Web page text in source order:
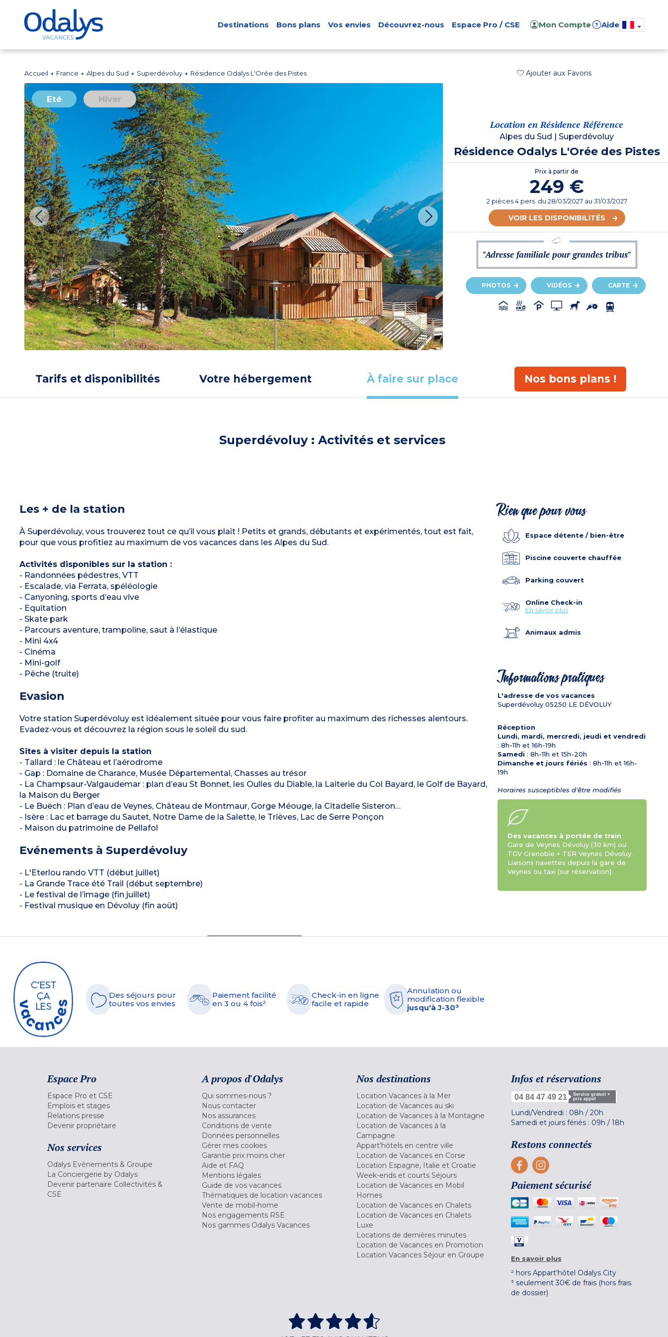
Destinations Bons plans Vos envies Découvrez-nous Espace Pro / CSE Mon Compte ? Aide
Accueil France Alpes du Sud Superdévoluy Résidence Odalys L'Orée des Pistes Ajouter aux Favoris
Eté Hiver
Location en Résidence Référence
Alpes du Sud Superdévoluy
Résidence Odalys L'Orée des Pistes
Prix à partir de
249 €
2 pièces 4 pers. du 28/03/2027au 31/03/2027
VOIR LES DISPONIBILITÉS
"Adresse familiale pour grandes tribus"
PHOTOS VIDÉOS CARTE
Tarifs et disponibilités Votre hébergement À faire sur place Nos bons plans !
Superdévoluy : Activités et services
Les + de la station
À Superdévoluy, vous trouverez tout ce qu’il vous plaît ! Petits et grands, débutants et expérimentés, tout est fait,
pour que vous profitiez au maximum de vos vacances dans les Alpes du Sud.
Activités disponibles sur la station :
- Randonnées pédestres, VTT
- Escalade, via Ferrata, spéléologie
- Canyoning, sports d’eau vive
- Equitation
- Skate park
- Parcours aventure, trampoline, saut à l’élastique
- Mini 4x4
- Cinéma
- Mini-golf
- Pêche (truite)
Evasion
Votre station Superdévoluy est idéalement située pour vous faire profiter au maximum des richesses alentours.
Evadez-vous et découvrez la région sous le soleil du sud.
Sites à visiter depuis la station
- Tallard : le Château et l’aérodrome
- Gap : Domaine de Charance, Musée Départemental, Chasses au trésor
- La Champsaur-Valgaudemar : plan d’eau St Bonnet, les Oulles du Diable, la Laiterie du Col Bayard, le Golf de Bayard,
la Maison du Berger
- Le Buëch : Plan d’eau de Veynes, Château de Montmaur, Gorge Méouge, la Citadelle Sisteron…
- Isère : Lac et barrage du Sautet, Notre Dame de la Salette, le Trièves, Lac de Serre Ponçon
- Maison du patrimoine de Pellafol
Evénements à Superdévoluy
- L'Eterlou rando VTT (début juillet)
- La Grande Trace été Trail (début septembre)
- Le festival de l’image (fin juillet)
- Festival musique en Dévoluy (fin août)
Rien que pour vous
Espace détente / bien-être
Piscine couverte chauffée
Parking couvert
Online Check-in
En savoir plus
Animaux admis
Informations pratiques
L'adresse de vos vacances
Superdévoluy 05250 LE DÉVOLUY
Réception
Lundi, mardi, mercredi, jeudi et vendredi
: 8h-11h et 16h-19h
Samedi : 8h-11h et 15h-20h
Dimanche et jours fériés : 8h-11h et 16h-
19h
Horaires susceptibles d'être modifiés
Des vacances à portée de train
Gare de Veynes Dévoluy (30 km) ou
TGV Grenoble + TER Veynes Dévoluy.
Liaisons navettes depuis la gare de
Veynes ou taxi (sur réservation).
Des séjours pour
toutes vos envies
Paiement facilité
en 3 ou 4 fois²
Check-in en ligne
facile et rapide
Annulation ou
modification flexible
jusqu'à J-30³
Espace Pro
Espace Pro et CSE
Emplois et stages
Relations presse
Devenir propriétaire
Nos services
Odalys Evènements & Groupe
La Conciergerie by Odalys
Devenir partenaire Collectivités &
CSE
A propos d'Odalys
Qui sommes-nous ?
Nous contacter
Nos assurances
Conditions de vente
Données personnelles
Gérer mes cookies
Garantie prix moins cher
Aide et FAQ
Mentions légales
Guide de vos vacances
Thématiques de location vacances
Vente de mobil-home
Nos engagements RSE
Nos gammes Odalys Vacances
Nos destinations
Location Vacances à la Mer
Location de Vacances au ski
Location de Vacances à la Montagne
Location de Vacances à la
Campagne
Appart'hôtels en centre ville
Location de Vacances en Corse
Location Espagne, Italie et Croatie
Week-ends et courts Séjours
Location de Vacances en Mobil
Homes
Location de Vacances en Chalets
Location de Vacances en Chalets
Luxe
Locations de dernières minutes
Location de Vacances en Promotion
Location Vacances Séjour en Groupe
Infos et réservations
04 84 47 49 21
Service gratuit +
prix appel
Lundi/Vendredi : 08h / 20h
Samedi et jours fériés : 09h / 18h
Restons connectés
Paiement sécurisé
En savoir plus
² hors Appart'hôtel Odalys City
³ seulement 30€ de frais (hors frais
de dossier)